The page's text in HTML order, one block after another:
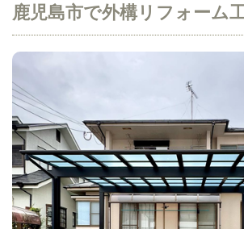
鹿児島市で外構リフォーム